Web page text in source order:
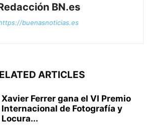
BN.es
buenasnoticias.es
ARTICLES
Xavier Ferrer gana el VI Premio
Internacional de Fotografía y
Locura...